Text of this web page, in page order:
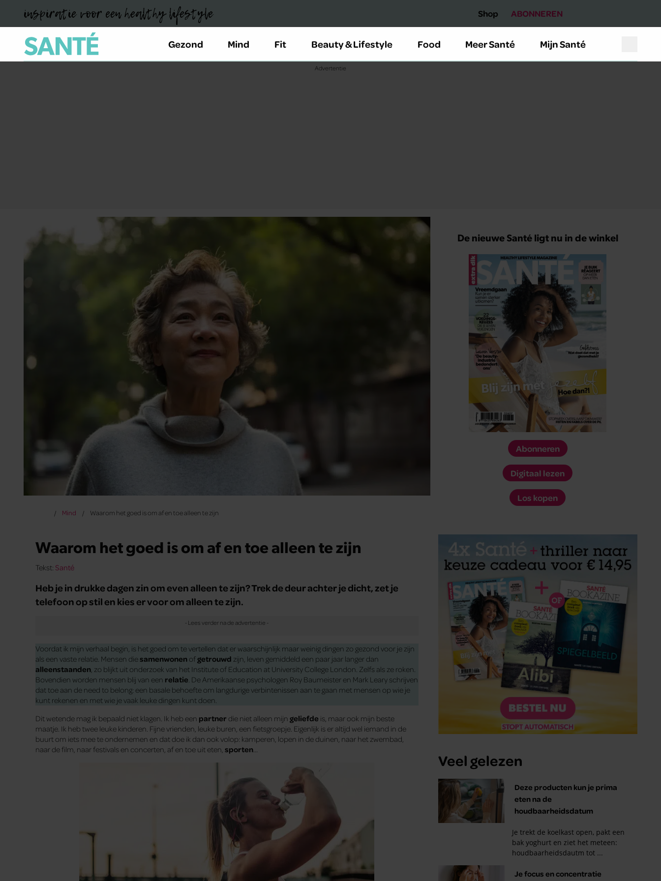
inspiratie voor een healthy lifestyle Shop ABONNEREN
Gezond Mind Fit Beauty & Lifestyle Food Meer Santé Mijn Santé
Mind Waarom het goed is om af en toe alleen te zijn
Waarom het goed is om af en toe alleen te zijn
Tekst: Santé
Heb je in drukke dagen zin om even alleen te zijn? Trek de deur achter je dicht, zet je
telefoon op stil en kies er voor om alleen te zijn.
Voordat ik mijn verhaal begin, is het goed om te vertellen dat er waarschijnlijk maar weinig dingen zo gezond voor je zijn
als een vaste relatie. Mensen diesamenwonen ofgetrouwd zijn, leven gemiddeld een paar jaar langer dan
alleenstaanden , zo blijkt uit onderzoek van het Institute of Education at University College London. Zelfs als ze roken.
Bovendien worden mensen blij van een relatie . De Amerikaanse psychologen Roy Baumeister en Mark Leary schrijven
dat toe aan de need to belong: een basale behoefte om langdurige verbintenissen aan te gaan met mensen op wie je
kunt rekenen en met wie je vaak leuke dingen kunt doen.
Dit wetende mag ik bepaald niet klagen. Ik heb een partner die niet alleen mijn geliefde is, maar ook mijn beste
maatje. Ik heb twee leuke kinderen. Fijne vrienden, leuke buren, een fietsgroepje. Eigenlijk is er altijd wel iemand in de
buurt om iets mee te ondernemen en dat doe ik dan ook volop: kamperen, lopen in de duinen, naar het zwembad,
naar de film, naar festivals en concerten, af en toe uit eten, sporten
De nieuwe Santé ligt nu in de winkel
Abonneren
Digitaal lezen
Los kopen